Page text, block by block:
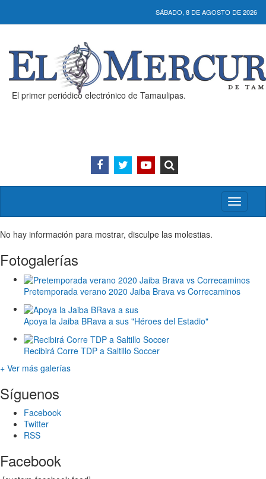
SÁBADO, 8 DE AGOSTO DE 2026
El primer periódico electrónico de Tamaulipas.
Activar/
menú
No hay información para mostrar, disculpe las molestias.
Fotogalerías
Pretemporada verano 2020 Jaiba Brava vs Correcaminos
Apoya la Jaiba BRava a sus "Héroes del Estadio"
Recibirá Corre TDP a Saltillo Soccer
+ Ver más galerías
Síguenos
Facebook
Twitter
RSS
Facebook